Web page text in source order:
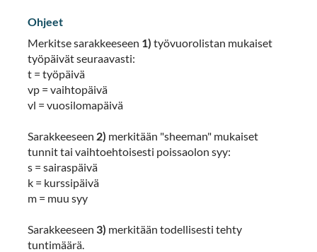
Ohjeet
Merkitse sarakkeeseen 1) työvuorolistan mukaiset
työpäivät seuraavasti:
t = työpäivä
vp = vaihtopäivä
vl = vuosilomapäivä
Sarakkeeseen 2) merkitään "sheeman" mukaiset
tunnit tai vaihtoehtoisesti poissaolon syy:
s = sairaspäivä
k = kurssipäivä
m = muu syy
Sarakkeeseen 3) merkitään todellisesti tehty
tuntimäärä.